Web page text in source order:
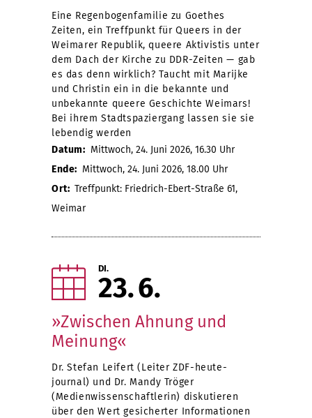
Eine Regenbogenfamilie zu Goethes
Zeiten, ein Treffpunkt für Queers in der
Weimarer Republik, queere Aktivistis unter
dem Dach der Kirche zu DDR-Zeiten — gab
es das denn wirklich? Taucht mit Marijke
und Christin ein in die bekannte und
unbekannte queere Geschichte Weimars!
Bei ihrem Stadtspaziergang lassen sie sie
lebendig werden
Datum: Mittwoch, 24. Juni 2026, 16.30 Uhr
Ende: Mittwoch, 24. Juni 2026, 18.00 Uhr
Ort: Treffpunkt: Friedrich-Ebert-Straße 61,
Weimar
DI.
23 6
»Zwischen Ahnung und
Meinung«
Dr. Stefan Leifert (Leiter ZDF-heute-
journal) und Dr. Mandy Tröger
(Medienwissenschaftlerin) diskutieren
über den Wert gesicherter Informationen